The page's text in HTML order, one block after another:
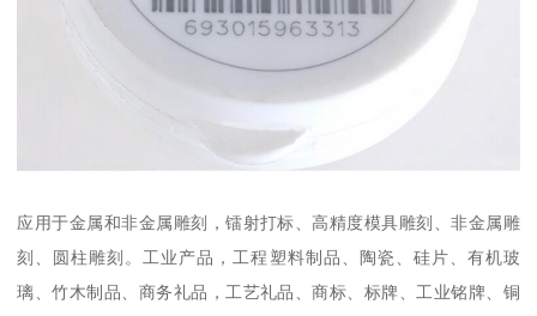
应用于金属和非金属雕刻，镭射打标、高精度模具雕刻、非金属雕
刻、圆柱雕刻。工业产品，工程塑料制品、陶瓷、硅片、有机玻
璃、竹木制品、商务礼品，工艺礼品、商标、标牌、工业铭牌、铜